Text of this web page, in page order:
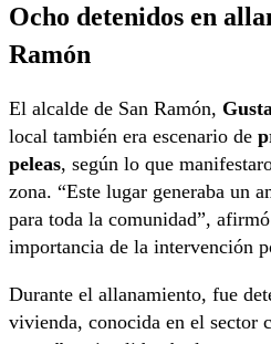
Ocho detenidos en
Ramón
El alcalde de San Ramón,
local también era escenario de
peleas, según lo que
zona. “Este lugar generaba un
para toda la comunidad”,
importancia de la intervención
Durante el allanamiento, fue
vivienda, conocida en el sector